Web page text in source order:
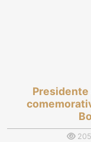
Presidente